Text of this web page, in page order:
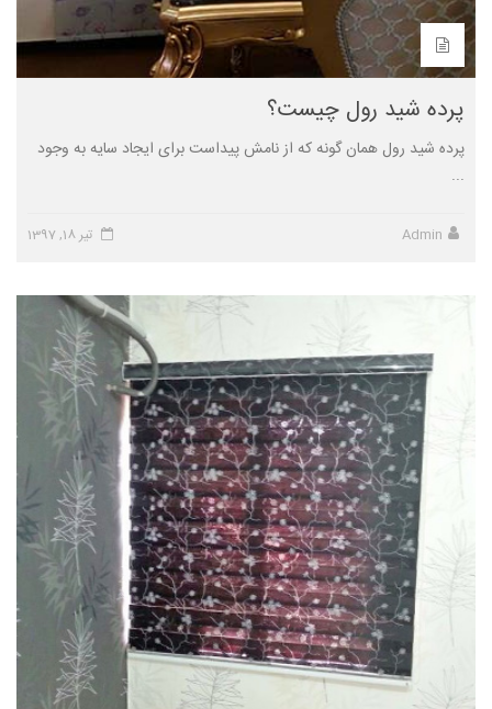
پرده شید رول چیست؟
پرده شید رول همان گونه که از نامش پیداست برای ایجاد سایه به وجود
...
Admin تیر 18, 1397